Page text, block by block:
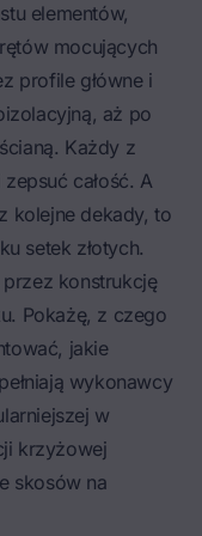
elementów,
mocujących
profile główne i
aż po
Każdy z
całość. A
kolejne dekady, to
setek złotych.
konstrukcję
Pokażę, z czego
jakie
wykonawcy
w
krzyżowej
skosów na